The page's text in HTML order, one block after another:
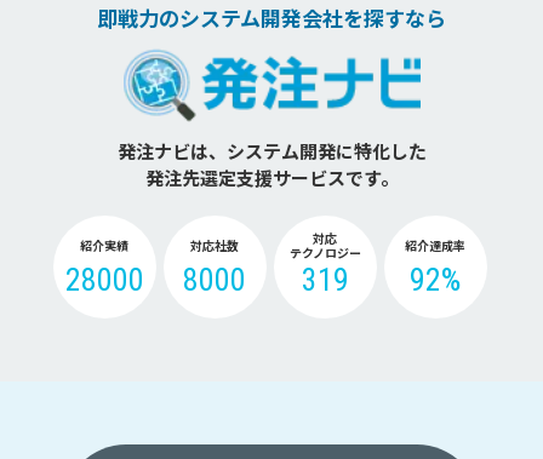
即戦力のシステム開発会社を探すなら
発注ナビは、システム開発に特化した
発注先選定支援サービスです。
紹介実績
28000
対応社数
8000
対応
テクノロジー
319
紹介達成率
92%